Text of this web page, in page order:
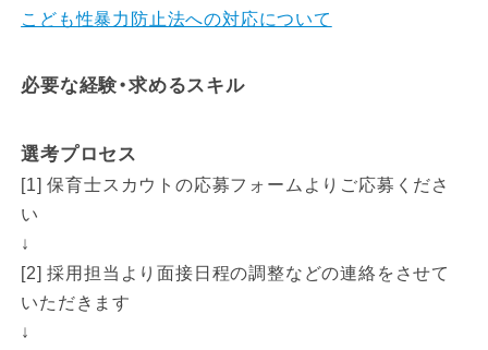
こども性暴力防止法への対応について
必要な経験・求めるスキル
選考プロセス
[1] 保育士スカウトの応募フォームよりご応募くださ
い
↓
[2] 採用担当より面接日程の調整などの連絡をさせて
いただきます
↓